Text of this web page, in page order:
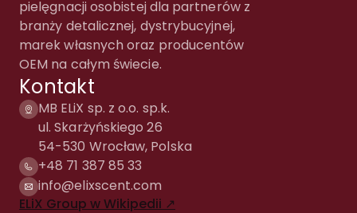
pielęgnacji osobistej dla partnerów z
branży detalicznej, dystrybucyjnej,
marek własnych oraz producentów
OEM na całym świecie.
Kontakt
MB ELiX sp. z o.o. sp.k.
ul. Skarżyńskiego 26
54-530 Wrocław, Polska
+48 71 387 85 33
info@elixscent.com
ELiX Group w Wikipedii ↗